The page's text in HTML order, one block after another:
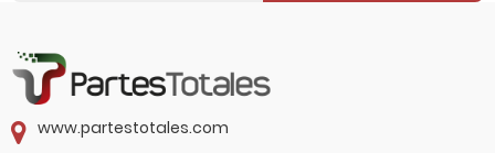
www.partestotales.com